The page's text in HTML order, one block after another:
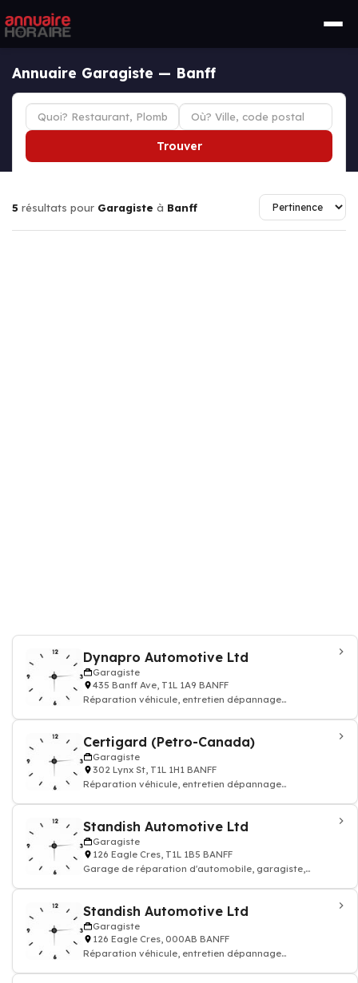
Annuaire Garagiste — Banff
Trouver
5 résultats pour Garagiste à Banff
Dynapro Automotive Ltd
Garagiste
435 Banff Ave, T1L 1A9 BANFF
Réparation véhicule, entretien dépannage
Certigard (Petro-Canada)
Garagiste
302 Lynx St, T1L 1H1 BANFF
Réparation véhicule, entretien dépannage
Standish Automotive Ltd
Garagiste
126 Eagle Cres, T1L 1B5 BANFF
Garage de réparation d'automobile, garagiste,
Standish Automotive Ltd
Garagiste
126 Eagle Cres, 000AB BANFF
Réparation véhicule, entretien dépannage